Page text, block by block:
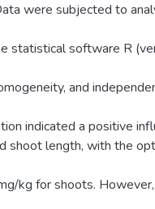
were subjected to
statistical software R
and
indicated a positive
shoot length, with the
kg for shoots.